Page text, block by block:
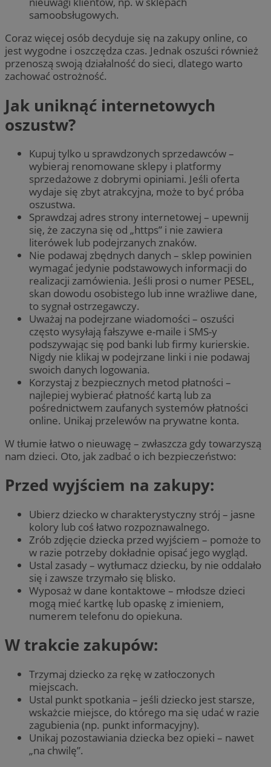
samoobsługowych.
Coraz więcej osób decyduje się na zakupy online, co
jest wygodne i oszczędza czas. Jednak oszuści również
przenoszą swoją działalność do sieci, dlatego warto
zachować ostrożność.
Jak uniknąć internetowych
oszustw?
Kupuj tylko u sprawdzonych sprzedawców –
wybieraj renomowane sklepy i platformy
sprzedażowe z dobrymi opiniami. Jeśli oferta
wydaje się zbyt atrakcyjna, może to być próba
oszustwa.
Sprawdzaj adres strony internetowej – upewnij
się, że zaczyna się od „https” i nie zawiera
literówek lub podejrzanych znaków.
Nie podawaj zbędnych danych – sklep powinien
wymagać jedynie podstawowych informacji do
realizacji zamówienia. Jeśli prosi o numer PESEL,
skan dowodu osobistego lub inne wrażliwe dane,
to sygnał ostrzegawczy.
Uważaj na podejrzane wiadomości – oszuści
często wysyłają fałszywe e-maile i SMS-y
podszywając się pod banki lub firmy kurierskie.
Nigdy nie klikaj w podejrzane linki i nie podawaj
swoich danych logowania.
Korzystaj z bezpiecznych metod płatności –
najlepiej wybierać płatność kartą lub za
pośrednictwem zaufanych systemów płatności
online. Unikaj przelewów na prywatne konta.
W tłumie łatwo o nieuwagę – zwłaszcza gdy towarzyszą
nam dzieci. Oto, jak zadbać o ich bezpieczeństwo:
Przed wyjściem na zakupy:
Ubierz dziecko w charakterystyczny strój – jasne
kolory lub coś łatwo rozpoznawalnego.
Zrób zdjęcie dziecka przed wyjściem – pomoże to
w razie potrzeby dokładnie opisać jego wygląd.
Ustal zasady – wytłumacz dziecku, by nie oddalało
się i zawsze trzymało się blisko.
Wyposaż w dane kontaktowe – młodsze dzieci
mogą mieć kartkę lub opaskę z imieniem,
numerem telefonu do opiekuna.
W trakcie zakupów:
Trzymaj dziecko za rękę w zatłoczonych
miejscach.
Ustal punkt spotkania – jeśli dziecko jest starsze,
wskażcie miejsce, do którego ma się udać w razie
zagubienia (np. punkt informacyjny).
Unikaj pozostawiania dziecka bez opieki – nawet
„na chwilę”.